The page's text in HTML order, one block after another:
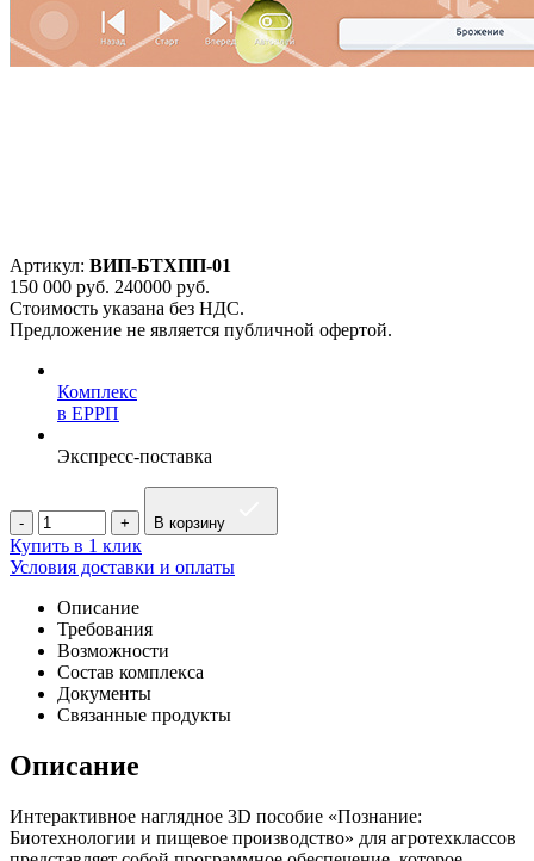
Артикул: ВИП-БТХПП-01
150 000 руб. 240000 руб.
Стоимость указана без НДС.
Предложение не является публичной офертой.
Комплекс
в ЕРРП
Экспресс-поставка
В корзину
Купить в 1 клик
Условия доставки и оплаты
Описание
Требования
Возможности
Состав комплекса
Документы
Связанные продукты
Описание
Интерактивное наглядное 3D пособие «Познание:
Биотехнологии и пищевое производство» для агротехклассов